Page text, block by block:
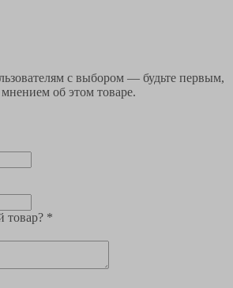
с выбором — будьте первым,
об этом товаре.
товар? *